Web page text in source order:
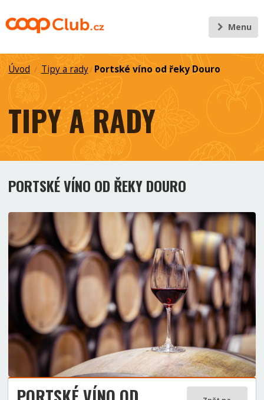
Menu
Úvod / Tipy a rady/ Portské víno od řeky Douro
TIPY A RADY
PORTSKÉ VÍNO OD ŘEKY DOURO